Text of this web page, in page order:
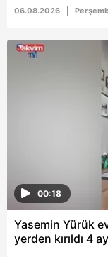
06.08.2026
00:18
Yasemin Yürük
yerden kırıldı 4